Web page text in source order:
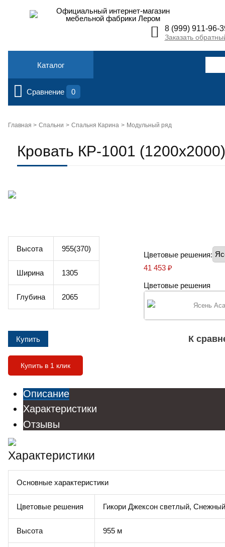
Официальный интернет-магазин
мебельной фабрики Лером
8 (999) 911-96-
Заказать
Каталог
Сравнение 0
Главная > Спальни Спальня Карина Модульный ряд
Кровать КР-1001 (1200х2000)
Высота 955(370)
Ширина 1305
Глубина 2065
Цветовые решения:
41 453 ₽
Цветовые решения
Ясень
К
Купить в 1 клик
Описание
Характеристики
Отзывы
Характеристики
Основные характеристики
Цветовые решения Гикори Джексон светлый,
Высота 955 м